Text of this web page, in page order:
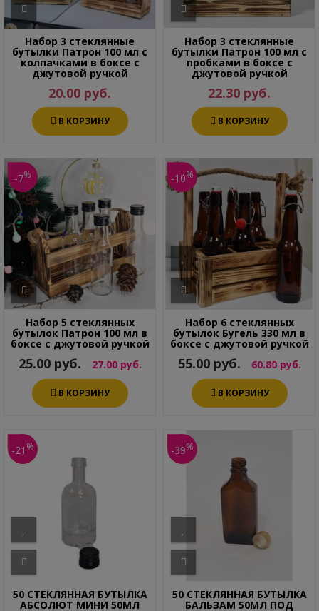
Набор 3 стеклянные
бутылки Патрон 100 мл с
колпачками в боксе с
джутовой ручкой
20.00 руб.
В КОРЗИНУ
Набор 3 стеклянные
бутылки Патрон 100 мл с
пробками в боксе с
джутовой ручкой
22.30 руб.
В КОРЗИНУ
Набор 5 стеклянных
бутылок Патрон 100 мл в
боксе с джутовой ручкой
25.00 руб. 27.00 руб.
-7%
В КОРЗИНУ
Набор 6 стеклянных
бутылок Бугель 330 мл в
боксе с джутовой ручкой
55.00 руб. 60.80 руб.
-10%
В КОРЗИНУ
50 СТЕКЛЯННАЯ БУТЫЛКА
АБСОЛЮТ МИНИ 50МЛ
-21 %
50 СТЕКЛЯННАЯ БУТЫЛКА
БАЛЬЗАМ 50МЛ ПОД
-39%